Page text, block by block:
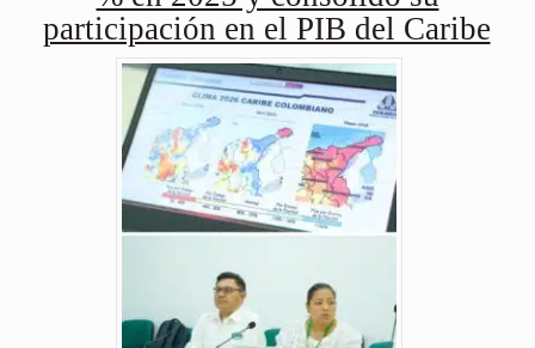
participación en el PIB del Caribe